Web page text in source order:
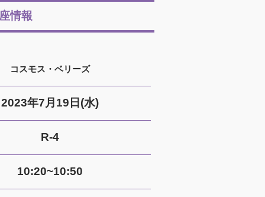
情報
コスモス・ベリーズ
2023年7月19日(水)
R-4
10:20~10:50